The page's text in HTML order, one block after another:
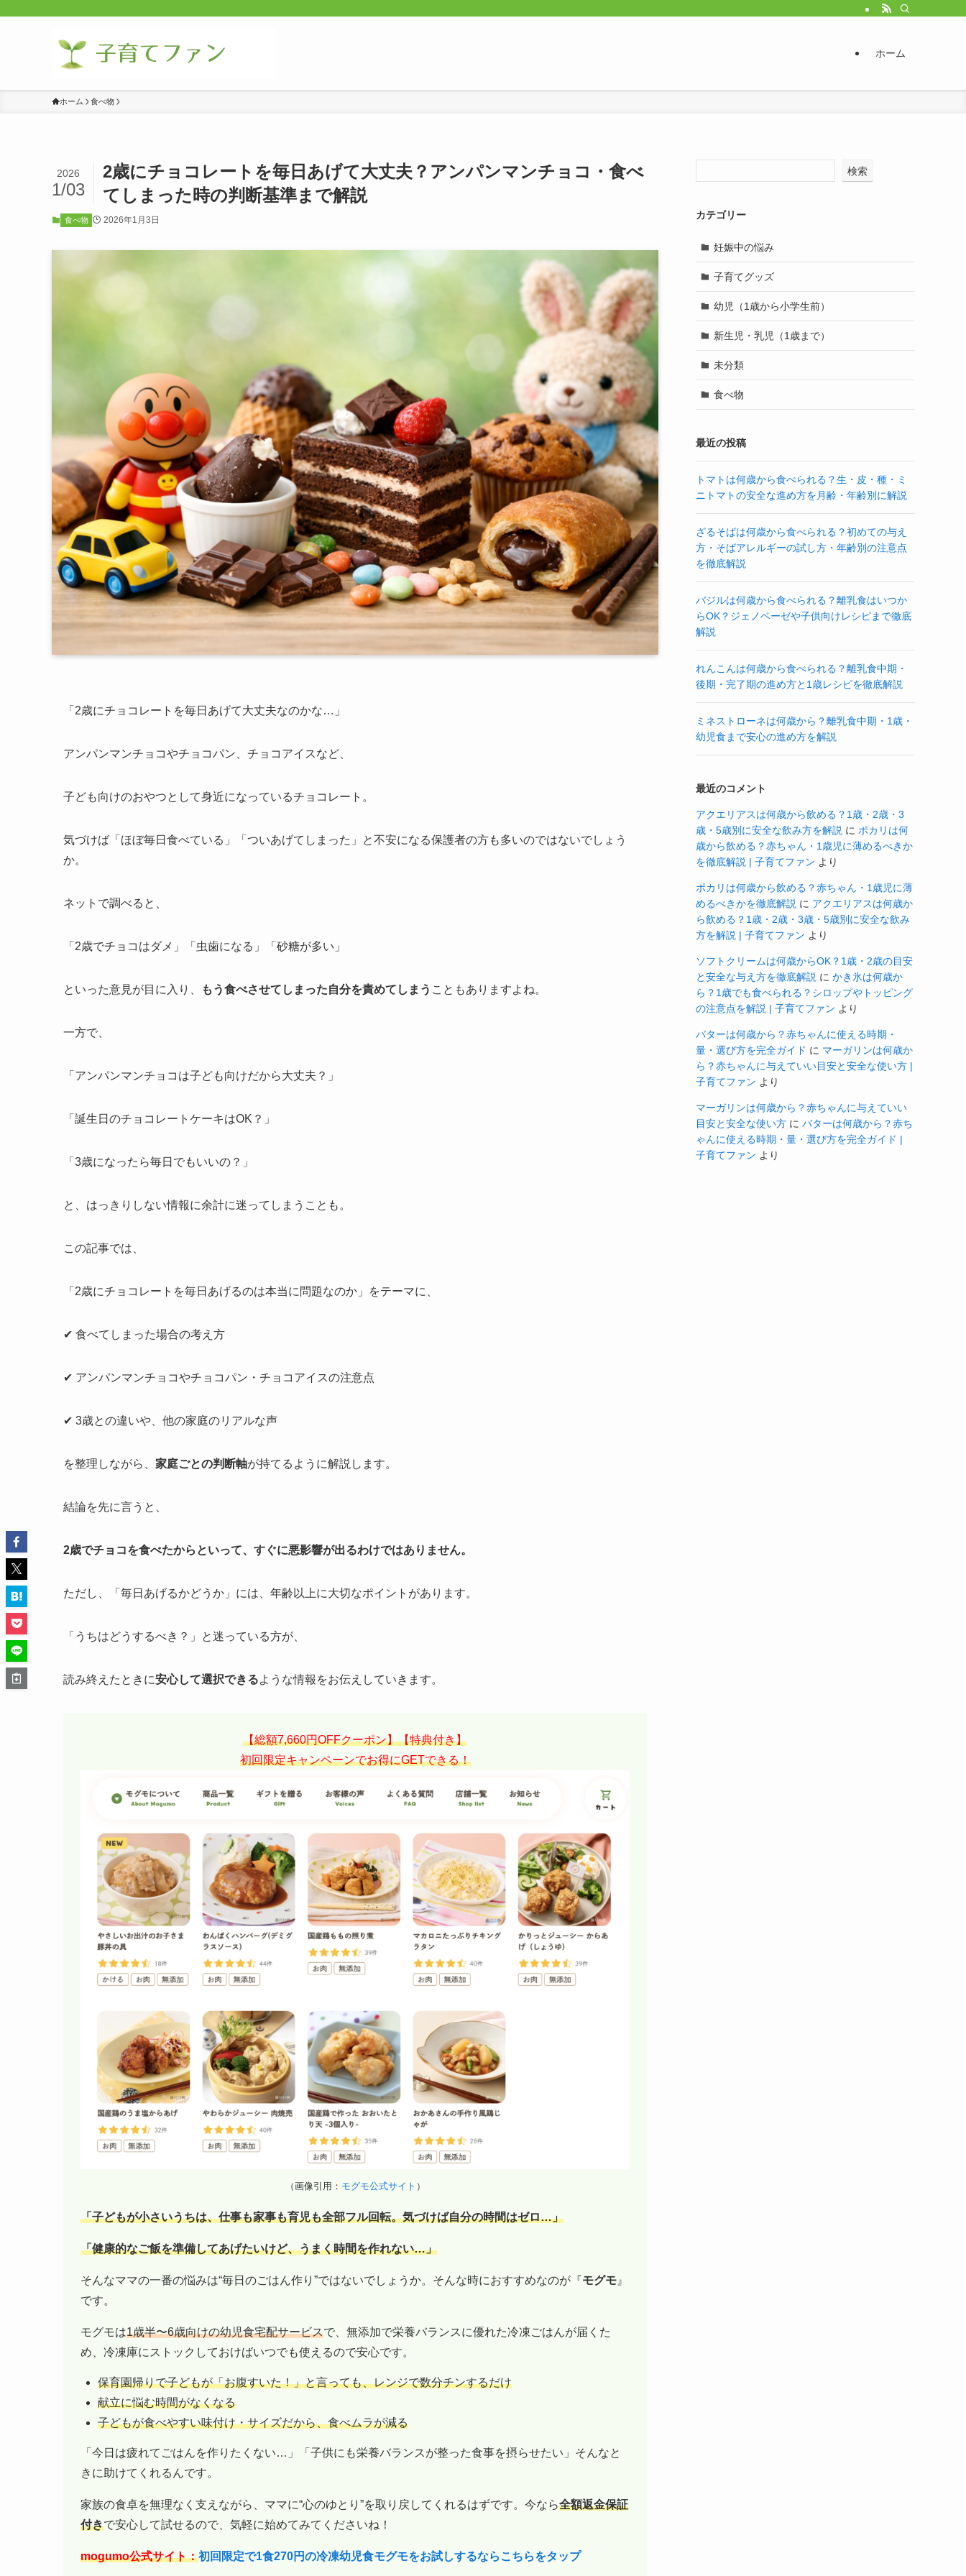
ホーム
ホーム 食べ物
2歳にチョコレートを毎日あげて大丈夫？アンパンマンチョコ・食べ
てしまった時の判断基準まで解説
2026
1/03
食べ物 2026年1月3日
「2歳にチョコレートを毎日あげて大丈夫なのかな…」
アンパンマンチョコやチョコパン、チョコアイスなど、
子ども向けのおやつとして身近になっているチョコレート。
気づけば「ほぼ毎日食べている」「ついあげてしまった」と不安になる保護者の方も多いのではないでしょう
か。
ネットで調べると、
「2歳でチョコはダメ」「虫歯になる」「砂糖が多い」
といった意見が目に入り、 もう食べさせてしまった自分を責めてしまう こともありますよね。
一方で、
「アンパンマンチョコは子ども向けだから大丈夫？」
「誕生日のチョコレートケーキはOK？」
「3歳になったら毎日でもいいの？」
と、はっきりしない情報に余計に迷ってしまうことも。
この記事では、
「2歳にチョコレートを毎日あげるのは本当に問題なのか」をテーマに、
✔ 食べてしまった場合の考え方
✔ アンパンマンチョコやチョコパン・チョコアイスの注意点
✔ 3歳との違いや、他の家庭のリアルな声
を整理しながら、 家庭ごとの判断軸が持てるように解説します。
結論を先に言うと、
2歳でチョコを食べたからといって、すぐに悪影響が出るわけではありません。
ただし、「毎日あげるかどうか」には、年齢以上に大切なポイントがあります。
「うちはどうするべき？」と迷っている方が、
読み終えたときに安心して選択できるような情報をお伝えしていきます。
【総額7,660円OFFクーポン】【特典付き】
初回限定キャンペーンでお得にGETできる！
（画像引用： モグモ公式サイト ）
「子どもが小さいうちは、仕事も家事も育児も全部フル回転。気づけば自分の時間はゼロ…」
「健康的なご飯を準備してあげたいけど、うまく時間を作れない…」
そんなママの一番の悩みは“毎日のごはん作り”ではないでしょうか。そんな時におすすめなのが『モグモ 』
です。
モグモは1歳半〜6歳向けの幼児食宅配サービスで、無添加で栄養バランスに優れた冷凍ごはんが届くた
め、冷凍庫にストックしておけばいつでも使えるので安心です。
保育園帰りで子どもが「お腹すいた！」と言っても、レンジで数分チンするだけ
献立に悩む時間がなくなる
子どもが食べやすい味付け・サイズだから、食べムラが減る
「今日は疲れてごはんを作りたくない…」「子供にも栄養バランスが整った食事を摂らせたい」そんなと
きに助けてくれるんです。
家族の食卓を無理なく支えながら、ママに“心のゆとり”を取り戻してくれるはずです。今なら全額返金保証
付きで安心して試せるので、気軽に始めてみてくださいね！
mogumo公式サイト：初回限定で1食270円の冷凍幼児食モグモをお試しするならこちらをタップ
検索
カテゴリー
妊娠中の悩み
子育てグッズ
幼児（1歳から小学生前）
新生児・乳児（1歳まで）
未分類
食べ物
最近の投稿
トマトは何歳から食べられる？生・皮・種・ミ
ニトマトの安全な進め方を月齢・年齢別に解説
ざるそばは何歳から食べられる？初めての与え
方・そばアレルギーの試し方・年齢別の注意点
を徹底解説
バジルは何歳から食べられる？離乳食はいつか
らOK？ジェノベーゼや子供向けレシピまで徹底
解説
れんこんは何歳から食べられる？離乳食中期・
後期・完了期の進め方と1歳レシピを徹底解説
ミネストローネは何歳から？離乳食中期・1歳・
幼児食まで安心の進め方を解説
最近のコメント
アクエリアスは何歳から飲める？1歳・2歳・3
歳・5歳別に安全な飲み方を解説 に ポカリは何
歳から飲める？赤ちゃん・1歳児に薄めるべきか
を徹底解説 | 子育てファン より
ポカリは何歳から飲める？赤ちゃん・1歳児に薄
めるべきかを徹底解説 に アクエリアスは何歳か
ら飲める？1歳・2歳・3歳・5歳別に安全な飲み
方を解説 | 子育てファン より
ソフトクリームは何歳からOK？1歳・2歳の目安
と安全な与え方を徹底解説 に かき氷は何歳か
ら？1歳でも食べられる？シロップやトッピング
の注意点を解説 | 子育てファン より
バターは何歳から？赤ちゃんに使える時期・
量・選び方を完全ガイド に マーガリンは何歳か
ら？赤ちゃんに与えていい目安と安全な使い方 |
子育てファン より
マーガリンは何歳から？赤ちゃんに与えていい
目安と安全な使い方 に バターは何歳から？赤ち
ゃんに使える時期・量・選び方を完全ガイド |
子育てファン より